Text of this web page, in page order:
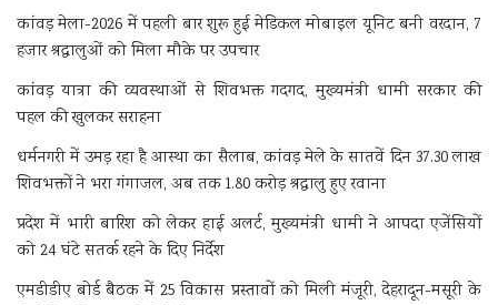
कांवड़ मेला-2026 में पहली बार शुरू हुई मेडिकल मोबाइल यूनिट बनी वरदान, 7
हजार श्रद्धालुओं को मिला मौके पर उपचार
कांवड़ यात्रा की व्यवस्थाओं से शिवभक्त गदगद, मुख्यमंत्री धामी सरकार की
पहल की खुलकर सराहना
धर्मनगरी में उमड़ रहा है आस्था का सैलाब, कांवड़ मेले के सातवें दिन 37.30 लाख
शिवभक्तों ने भरा गंगाजल, अब तक 1.80 करोड़ श्रद्धालु हुए रवाना
प्रदेश में भारी बारिश को लेकर हाई अलर्ट, मुख्यमंत्री धामी ने आपदा एजेंसियों
को 24 घंटे सतर्क रहने के दिए निर्देश
एमडीडीए बोर्ड बैठक में 25 विकास प्रस्तावों को मिली मंजूरी, देहरादून-मसूरी के